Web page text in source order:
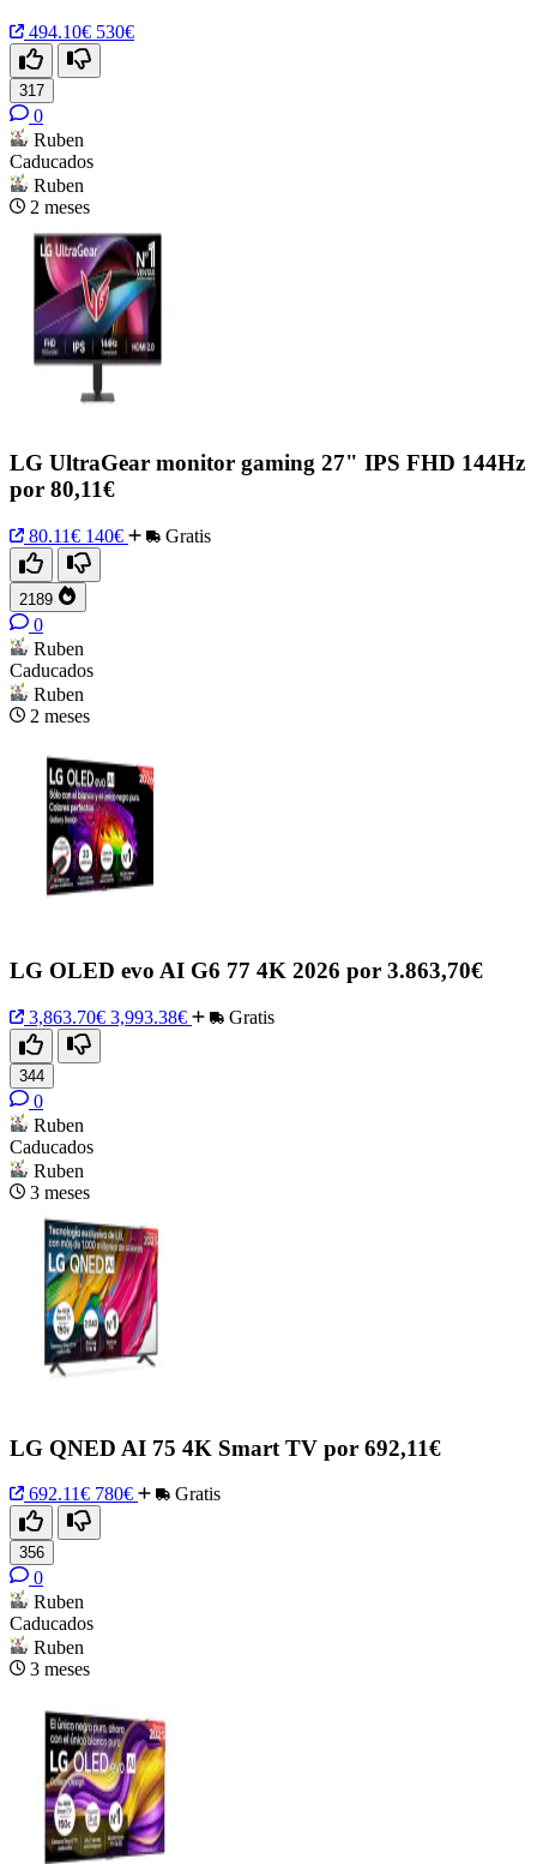
494.10€ 530€
317
0
Ruben
Caducados
Ruben
2 meses
LG UltraGear monitor gaming 27" IPS FHD 144Hz
por 80,11€
80.11€ 140€ Gratis
2189
0
Ruben
Caducados
Ruben
2 meses
LG OLED evo AI G6 77 4K 2026 por 3.863,70€
3,863.70€ 3,993.38€ Gratis
344
0
Ruben
Caducados
Ruben
3 meses
LG QNED AI 75 4K Smart TV por 692,11€
692.11€ 780€ Gratis
356
0
Ruben
Caducados
Ruben
3 meses